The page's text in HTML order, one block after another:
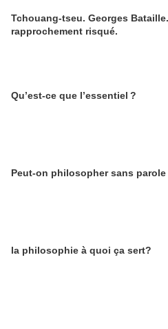
Tchouang-tseu. Georges
rapprochement risqué.
Qu’est-ce que l’essentiel ?
Peut-on philosopher sans
la philosophie à quoi ça sert?